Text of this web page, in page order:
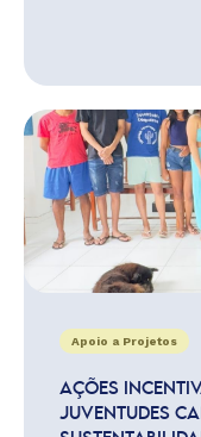
Apoio a Projetos
AÇÕES
JUVENTUDES